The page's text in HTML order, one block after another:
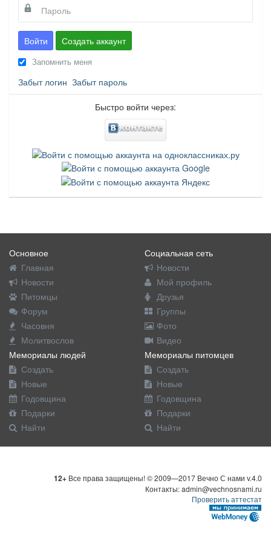
Войти Создать аккаунт
Запомнить меня
Забыт логин Забыт пароль
Быстро войти через:
Основное
Главная
Новости
Питомцы
Форум
Часовня
Молитвослов
Социальная сеть
Новости
Мой профиль
Друзья
Группы
Фото
Видео
Мемориалы людей
Создать
Новые
Годовщина
Подарки
Найти
Мемориалы питомцев
Создать
Новые
Годовщина
Подарки
Найти
12+ Все права защищены! © 2009—2017 Вечно С нами v.4.0
Контакты: admin@vechnosnami.ru
Проверить аттестат